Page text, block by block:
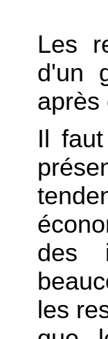
Les
d'un
après
Il
des
les